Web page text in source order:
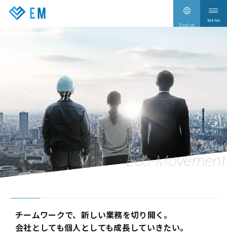
English
新着情報 News
採用情報 Recruit
Recruit
チームワークで、新しい業務を切り開く。
会社としても個人としても成長していきたい。